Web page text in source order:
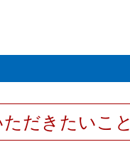
だきたいこと